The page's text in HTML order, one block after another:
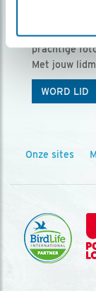
Ontvang
Vogels is
prachtige
Met jouw
WORD LID
Onze sites